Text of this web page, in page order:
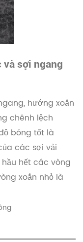
và sợi ngang
hướng xoắn
chênh lệch
bóng tốt là
các sợi vải
hết các vòng
xoắn nhỏ là